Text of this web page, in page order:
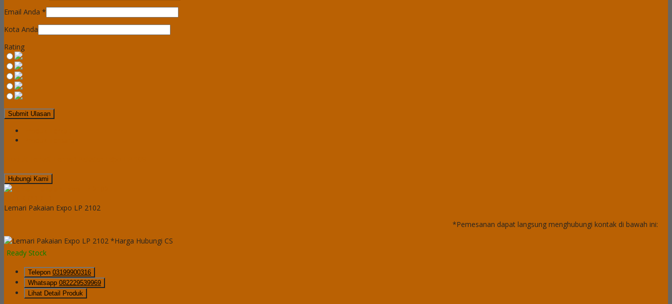
Email Anda *
Kota Anda
Rating
Hubungi Kami
Lemari Pakaian Expo LP 2102
*Pemesanan dapat langsung menghubungi kontak di bawah ini:
*Harga Hubungi CS
Ready Stock
Telepon 03199900316
Whatsapp 082229539969
Lihat Detail Produk